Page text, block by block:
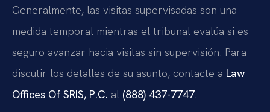
Generalmente, las visitas supervisadas son una
medida temporal mientras el tribunal evalúa si es
seguro avanzar hacia visitas sin supervisión. Para
discutir los detalles de su asunto, contacte a Law
Offices Of SRIS, P.C. al (888) 437-7747.